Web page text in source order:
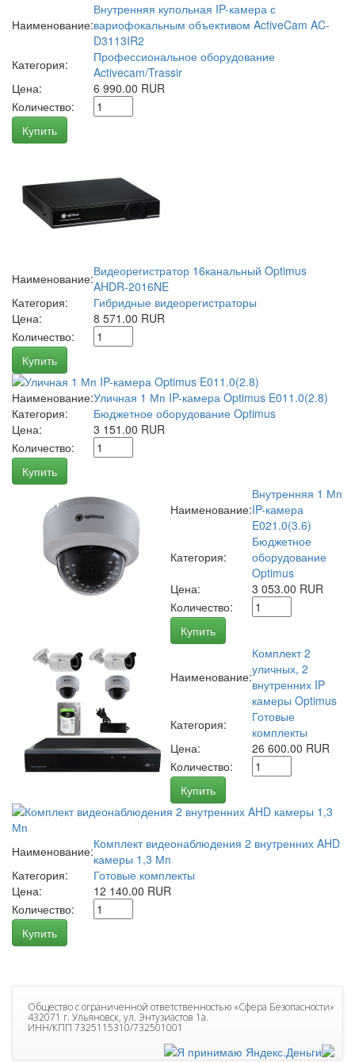
Наименование:
Внутренняя купольная IP-камера с
вариофокальным объективом ActiveCam AC-
D3113IR2
Категория:
Профессиональное оборудование
Activecam/Trassir
Цена:
6 990.00 RUR
Количество:
Купить
Наименование:Видеорегистратор 16канальный Optimus
AHDR-2016NE
Категория:
Гибридные видеорегистраторы
Цена:
8 571.00 RUR
Количество:
Купить
Наименование:Уличная 1 Мп IP-камера Optimus E011.0(2.8)
Категория:
Бюджетное оборудование Optimus
Цена:
3 151.00 RUR
Количество:
Купить
Наименование:
Внутренняя 1 Мп
IP-камера
E021.0(3.6)
Категория:
Бюджетное
оборудование
Optimus
Цена:
3 053.00 RUR
Количество:
Купить
Наименование:
Комплект 2
уличных, 2
внутренних IP
камеры Optimus
Категория:
Готовые
комплекты
Цена:
26 600.00 RUR
Количество:
Купить
Наименование:Комплект видеонаблюдения 2 внутренних AHD
камеры 1,3 Мп
Категория:
Готовые комплекты
Цена:
12 140.00 RUR
Количество:
Купить
Общество с ограниченной ответственностью «Сфера Безопасности»
432071 г. Ульяновск, ул. Энтузиастов 1а.
ИНН/КПП 7325115310/732501001